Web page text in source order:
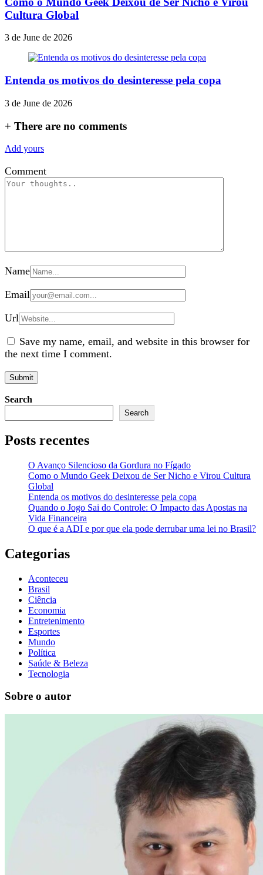
Cultura Global
3 de June de 2026
Entenda os motivos do desinteresse pela copa
3 de June de 2026
+ There are no comments
Add yours
Comment
Name
Email
Url
Save my name, email, and website in this browser for
the next time I comment.
Search
Search
Posts recentes
O Avanço Silencioso da Gordura no Fígado
Como o Mundo Geek Deixou de Ser Nicho e Virou Cultura
Global
Entenda os motivos do desinteresse pela copa
Quando o Jogo Sai do Controle: O Impacto das Apostas na
Vida Financeira
O que é a ADI e por que ela pode derrubar uma lei no Brasil?
Categorias
Aconteceu
Brasil
Ciência
Economia
Entretenimento
Esportes
Mundo
Política
Saúde & Beleza
Tecnologia
Sobre o autor